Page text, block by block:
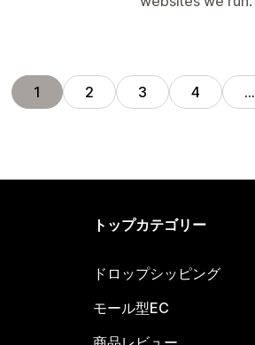
1 2 3 4 …
トップカテゴリー
ドロップシッピング
モール型EC